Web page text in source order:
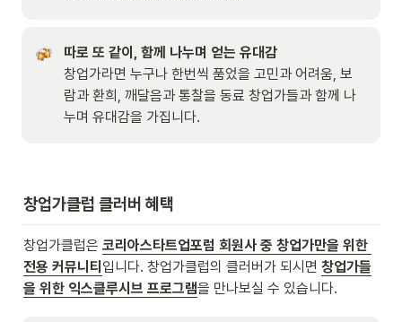
따로 또 같이, 함께 나누며 얻는 유대감
창업가라면 누구나 한번씩 품었을 고민과 어려움, 보
람과 환희, 깨달음과 통찰을 동료 창업가들과 함께 나
누며 유대감을 가집니다.
창업가클럽 클러버 혜택
창업가클럽은 코리아스타트업포럼 회원사 중 창업가만을 위한
전용 커뮤니티 입니다. 창업가클럽의 클러버가 되시면 창업가들
을 위한 익스클루시브 프로그램을 만나보실 수 있습니다.